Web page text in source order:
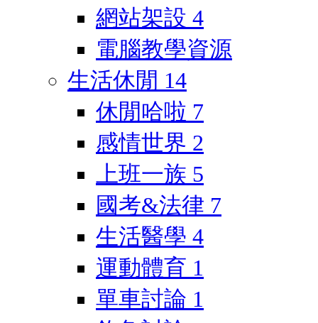
網站架設 4
電腦教學資源
生活休閒 14
休閒哈啦 7
感情世界 2
上班一族 5
國考&法律 7
生活醫學 4
運動體育 1
單車討論 1